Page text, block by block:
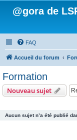
@gora de
FAQ
Accueil du forum
Formation
Nouveau sujet
Aucun sujet n’a été publié